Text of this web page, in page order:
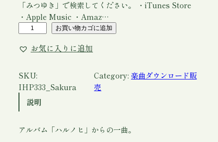
「みつゆき」で検索してください。 ・iTunes Store
・Apple Music ・Amaz…
ら
ダ
ウ
ロ
ド
お買い物カゴに追加
お気に入りに追加
SKU:
IHP333_Sakura
Category:楽曲ダウンロード販
売
説明
アルバム「ハルノヒ」からの一曲。